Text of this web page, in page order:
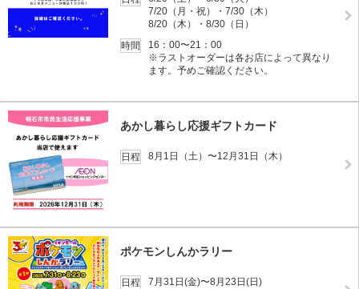
7/20（月・祝）・7/30（木）
8/20（木）・8/30（日）
時間
16：00〜21：00
※ラストオーダーは各お店によって異なり
ます。予めご確認ください。
あかし暮らし応援ギフトカード
日程 8月1日（土）〜12月31日（木）
ポケモンしんかラリー
日程 7月31日(金)〜8月23日(日)